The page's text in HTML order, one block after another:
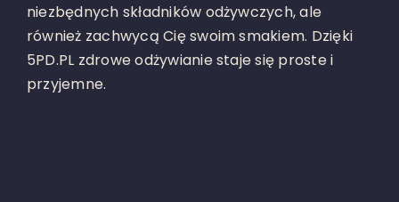
niezbędnych składników odżywczych, ale
również zachwycą Cię swoim smakiem. Dzięki
5PD.PL zdrowe odżywianie staje się proste i
przyjemne.